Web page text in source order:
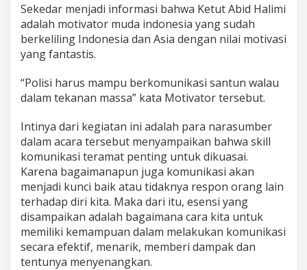
Sekedar menjadi informasi bahwa Ketut Abid Halimi
adalah motivator muda indonesia yang sudah
berkeliling Indonesia dan Asia dengan nilai motivasi
yang fantastis.
“Polisi harus mampu berkomunikasi santun walau
dalam tekanan massa” kata Motivator tersebut.
Intinya dari kegiatan ini adalah para narasumber
dalam acara tersebut menyampaikan bahwa skill
komunikasi teramat penting untuk dikuasai.
Karena bagaimanapun juga komunikasi akan
menjadi kunci baik atau tidaknya respon orang lain
terhadap diri kita. Maka dari itu, esensi yang
disampaikan adalah bagaimana cara kita untuk
memiliki kemampuan dalam melakukan komunikasi
secara efektif, menarik, memberi dampak dan
tentunya menyenangkan.